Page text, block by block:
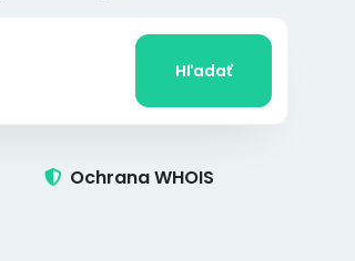
Hľadať
Ochrana WHOIS